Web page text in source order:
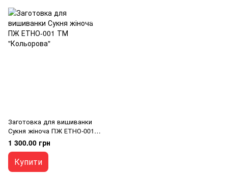
Заготовка для вишиванки
Сукня жіноча ПЖ ЕТНО-001
ТМ "Кольорова"
1 300.00 грн
Купити